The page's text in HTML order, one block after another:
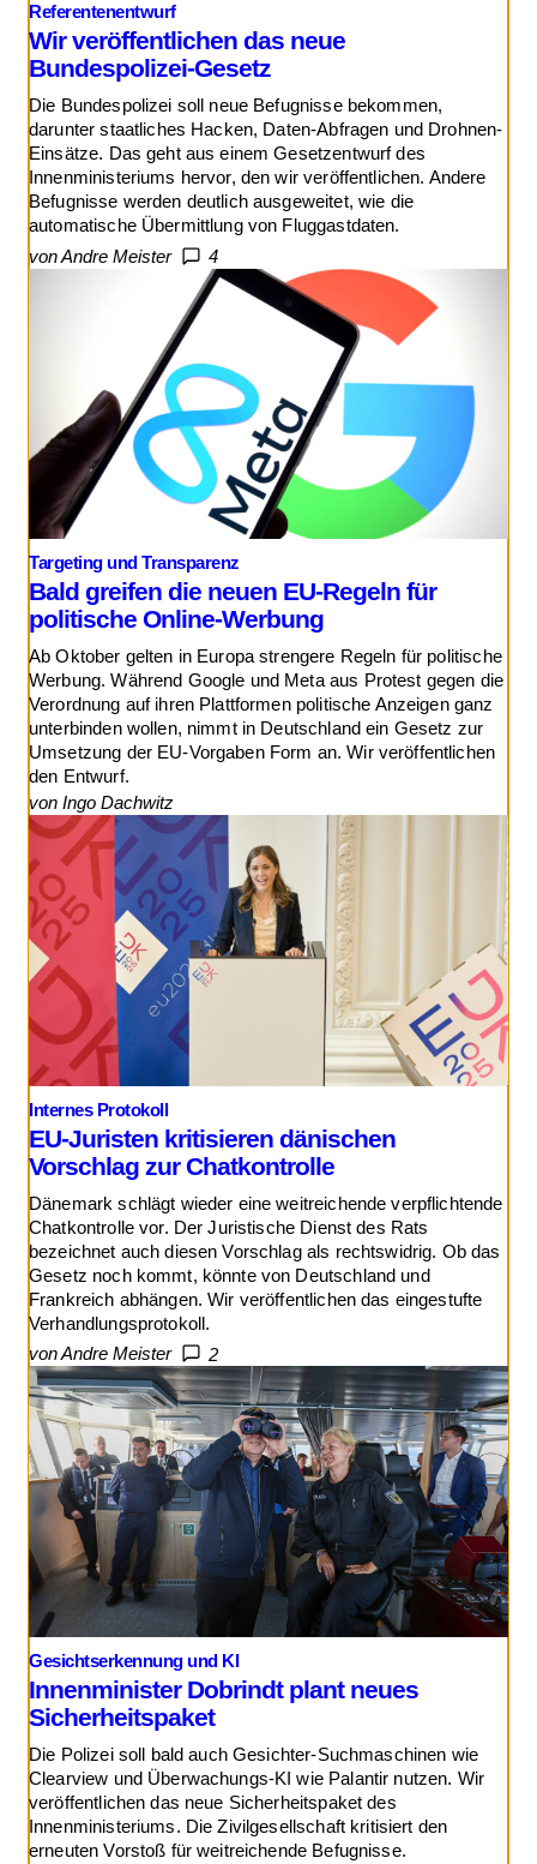
Referentenentwurf
Wir veröffentlichen das neue
Bundespolizei-Gesetz
Die Bundespolizei soll neue Befugnisse bekommen,
darunter staatliches Hacken, Daten-Abfragen und Drohnen-
Einsätze. Das geht aus einem Gesetzentwurf des
Innenministeriums hervor, den wir veröffentlichen. Andere
Befugnisse werden deutlich ausgeweitet, wie die
automatische Übermittlung von Fluggastdaten.
von Andre Meister
4
Targeting und Transparenz
Bald greifen die neuen EU-Regeln für
politische Online-Werbung
Ab Oktober gelten in Europa strengere Regeln für politische
Werbung. Während Google und Meta aus Protest gegen die
Verordnung auf ihren Plattformen politische Anzeigen ganz
unterbinden wollen, nimmt in Deutschland ein Gesetz zur
Umsetzung der EU-Vorgaben Form an. Wir veröffentlichen
den Entwurf.
von Ingo Dachwitz
Internes Protokoll
EU-Juristen kritisieren dänischen
Vorschlag zur Chatkontrolle
Dänemark schlägt wieder eine weitreichende verpflichtende
Chatkontrolle vor. Der Juristische Dienst des Rats
bezeichnet auch diesen Vorschlag als rechtswidrig. Ob das
Gesetz noch kommt, könnte von Deutschland und
Frankreich abhängen. Wir veröffentlichen das eingestufte
Verhandlungsprotokoll.
von Andre Meister
2
Gesichtserkennung und KI
Innenminister Dobrindt plant neues
Sicherheitspaket
Die Polizei soll bald auch Gesichter-Suchmaschinen wie
Clearview und Überwachungs-KI wie Palantir nutzen. Wir
veröffentlichen das neue Sicherheitspaket des
Innenministeriums. Die Zivilgesellschaft kritisiert den
erneuten Vorstoß für weitreichende Befugnisse.